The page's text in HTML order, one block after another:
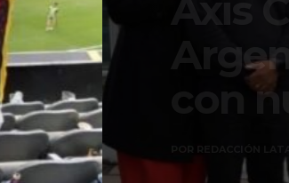
Axis
Argentina
con nueva
POR REDACCIÓN LATAM